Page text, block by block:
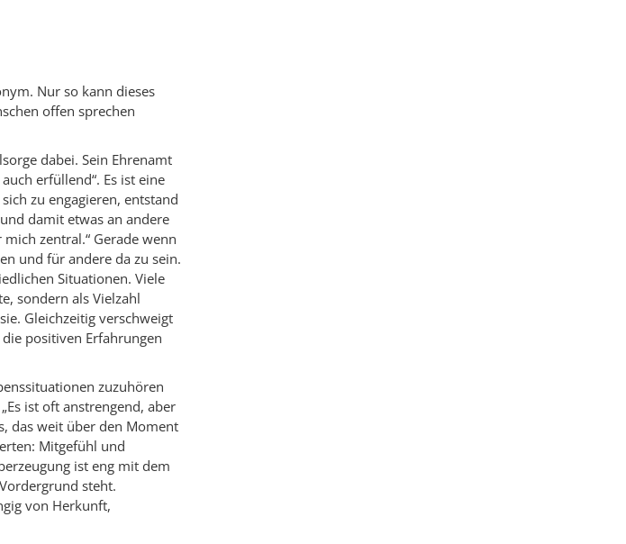
Nur so kann dieses
offen sprechen
dabei. Sein Ehrenamt
erfüllend“. Es ist eine
zu engagieren, entstand
damit etwas an andere
zentral.“ Gerade wenn
und für andere da zu sein.
Situationen. Viele
sondern als Vielzahl
Gleichzeitig verschweigt
positiven Erfahrungen
zuzuhören
ist oft anstrengend, aber
das weit über den Moment
Mitgefühl und
ist eng mit dem
steht.
von Herkunft,